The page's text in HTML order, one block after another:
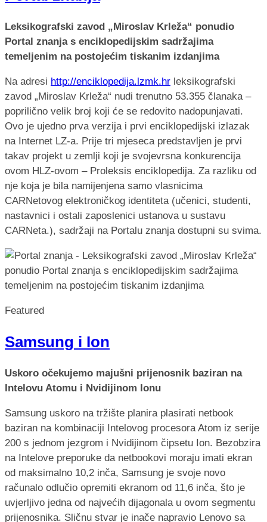
Leksikografski zavod „Miroslav Krleža“ ponudio
Portal znanja s enciklopedijskim sadržajima
temeljenim na postojećim tiskanim izdanjima
Na adresi http://enciklopedija.lzmk.hr leksikografski
zavod „Miroslav Krleža“ nudi trenutno 53.355 članaka –
poprilično velik broj koji će se redovito nadopunjavati.
Ovo je ujedno prva verzija i prvi enciklopedijski izlazak
na Internet LZ-a. Prije tri mjeseca predstavljen je prvi
takav projekt u zemlji koji je svojevrsna konkurencija
ovom HLZ-ovom – Proleksis enciklopedija. Za razliku od
nje koja je bila namijenjena samo vlasnicima
CARNetovog elektroničkog identiteta (učenici, studenti,
nastavnici i ostali zaposlenici ustanova u sustavu
CARNeta.), sadržaji na Portalu znanja dostupni su svima.
Featured
Samsung i Ion
Uskoro očekujemo majušni prijenosnik baziran na
Intelovu Atomu i Nvidijinom Ionu
Samsung uskoro na tržište planira plasirati netbook
baziran na kombinaciji Intelovog procesora Atom iz serije
200 s jednom jezgrom i Nvidijinom čipsetu Ion. Bezobzira
na Intelove preporuke da netbookovi moraju imati ekran
od maksimalno 10,2 inča, Samsung je svoje novo
računalo odlučio opremiti ekranom od 11,6 inča, što je
uvjerljivo jedna od najvećih dijagonala u ovom segmentu
prijenosnika. Sličnu stvar je inače napravio Lenovo sa